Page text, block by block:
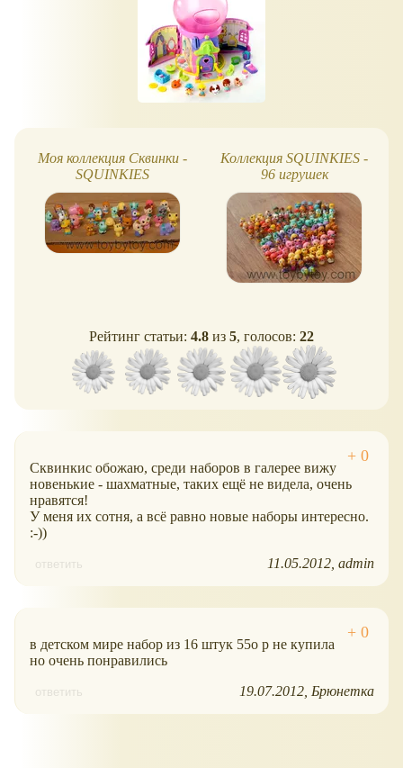
Моя коллекция Сквинки -
SQUINKIES
Коллекция SQUINKIES -
96 игрушек
Рейтинг статьи: 4.8 из 5, голосов: 22
Сквинкис обожаю, среди наборов в галерее вижу
новенькие - шахматные, таких ещё не видела, очень
нравятся!
У меня их сотня, а всё равно новые наборы интересно.
:-))
ответить 11.05.2012 admin
в детском мире набор из 16 штук 55о р не купила
но очень понравились
ответить 19.07.2012 Брюнетка